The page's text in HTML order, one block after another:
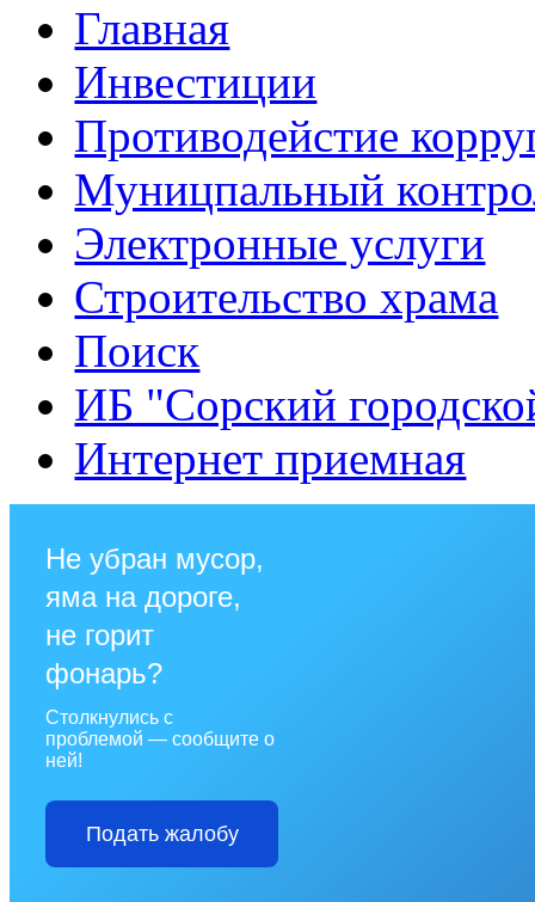
Главная
Инвестиции
Противодейстие
Муницпальный
Электронные услуги
Строительство храма
Поиск
ИБ "Сорский
Интернет приемная
Не убран мусор,
яма на дороге,
не горит
фонарь?
Столкнулись с
проблемой — сообщите о
ней!
Подать жалобу